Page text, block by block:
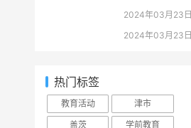
2024年03月23日
2024年03月23日
热门标签
教育活动
津市
盖茨
学前教育